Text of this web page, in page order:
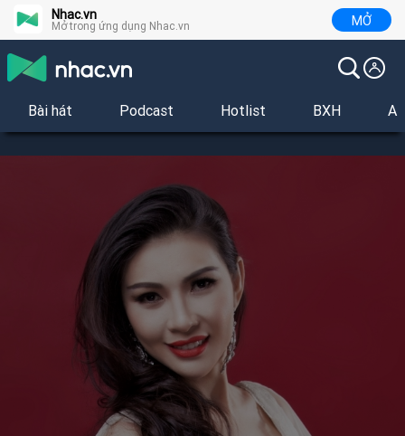
Nhac.vn
Mở trong ứng dụng Nhac.vn MỞ
Bài hát Podcast Hotlist BXH